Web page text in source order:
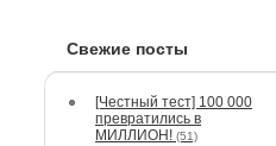
Свежие посты
[Честный тест] 100 000
превратились в
МИЛЛИОН! (51)